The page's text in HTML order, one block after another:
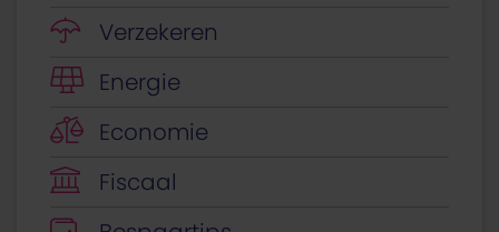
Verzekeren
Energie
Economie
Fiscaal